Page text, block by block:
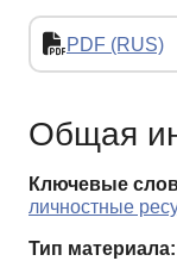
PDF (RUS)
Общая
Ключевые
личностные
Тип материала: